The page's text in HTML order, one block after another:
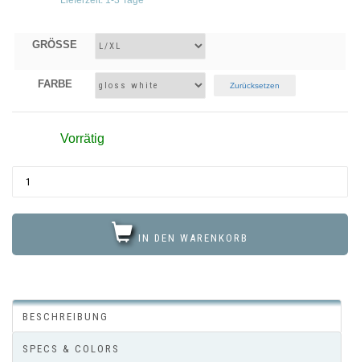
GRÖSSE
FARBE Zurücksetzen
Vorrätig
IN DEN WARENKORB
BESCHREIBUNG
SPECS & COLORS